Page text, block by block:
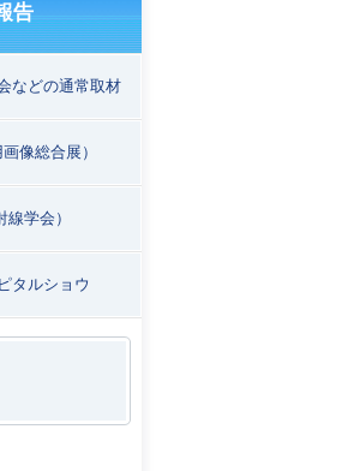
告
などの通常取材
像総合展）
学会）
タルショウ